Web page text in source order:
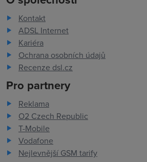
Kontakt
ADSL Internet
Kariéra
Ochrana osobních údajů
Recenze dsl.cz
Pro partnery
Reklama
O2 Czech Republic
T-Mobile
Vodafone
Nejlevnější GSM tarify